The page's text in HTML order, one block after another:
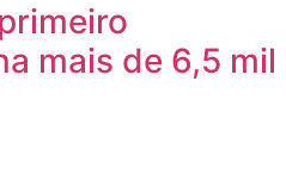
mais de 6,5 mil